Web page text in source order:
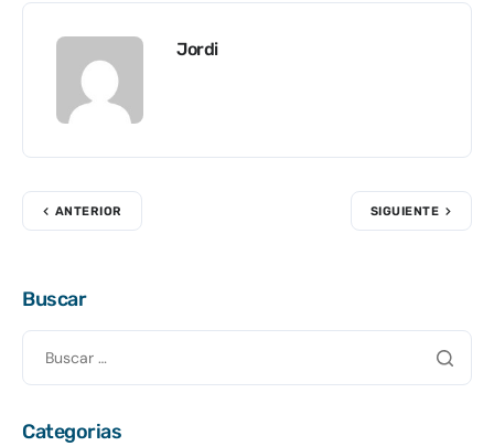
Jordi
ANTERIOR SIGUIENTE
Buscar
Categorias